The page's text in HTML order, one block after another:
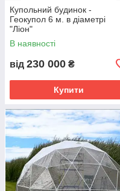
Купольний будинок -
Геокупол 6 м. в діаметрі
"Ліон"
В наявності
від 230 000 ₴
Купити